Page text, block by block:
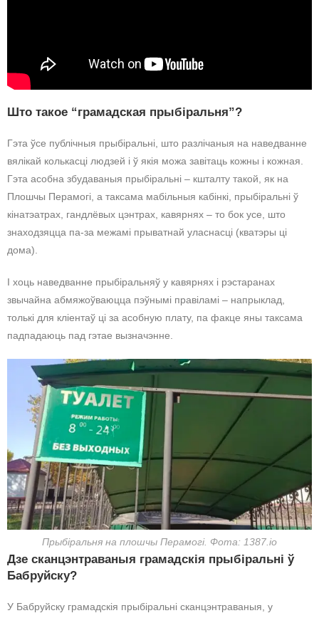
Што такое “грамадская прыбіральня”?
Гэта ўсе публічныя прыбіральні, што разлічаныя на наведванне
вялікай колькасці людзей і ў якія можа завітаць кожны і кожная.
Гэта асобна збудаваныя прыбіральні – кшталту такой, як на
Плошчы Перамогі, а таксама мабільныя кабінкі, прыбіральні ў
кінатэатрах, гандлёвых цэнтрах, кавярнях – то бок усе, што
знаходзяцца па-за межамі прыватнай уласнасці (кватэры ці
дома).
І хоць наведванне прыбіральняў у кавярнях і рэстаранах
звычайна абмяжоўваюцца пэўнымі правіламі – напрыклад,
толькі для кліентаў ці за асобную плату, па факце яны таксама
падпадаюць пад гэтае вызначэнне.
Прыбіральня на плошчы Перамогі. Фота: 1387.io
Дзе сканцэнтраваныя грамадскія прыбіральні ў
Бабруйску?
У Бабруйску грамадскія прыбіральні сканцэнтраваныя, у